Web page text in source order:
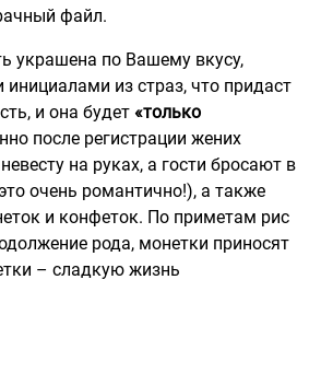
файл.
украшена по Вашему вкусу,
из страз, что придаст
и она будет «только
после регистрации жених
на руках, а гости бросают в
очень романтично!), а также
и конфеток. По приметам рис
рода, монетки приносят
– сладкую жизнь